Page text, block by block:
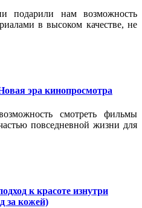
подарили нам возможность
в высоком качестве, не
эра кинопросмотра
смотреть фильмы
повседневной жизни для
к красоте изнутри
за кожей)